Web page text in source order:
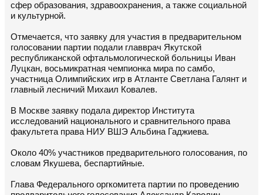
сфер образования, здравоохранения, а также социальной
и культурной.
Отмечается, что заявку для участия в предварительном
голосовании партии подали главврач Якутской
республиканской офтальмологической больницы Иван
Луцкан, восьмикратная чемпионка мира по самбо,
участница Олимпийских игр в Атланте Светлана Галянт и
главный лесничий Михаил Ковалев.
В Москве заявку подала директор Института
исследований национального и сравнительного права
факультета права НИУ ВШЭ Альбина Гаджиева.
Около 40% участников предварительного голосования, по
словам Якушева, беспартийные.
Глава Федерального оргкомитета партии по проведению